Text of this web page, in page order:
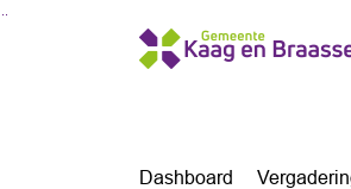
Ga naar de inhoud van deze pagina
Ga naar het zoeken
Ga naar het menu
Dashboard